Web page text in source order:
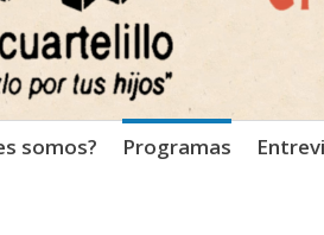
somos? Programas